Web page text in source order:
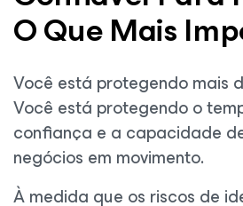
EXPLORE AGORA
O Que Mais
Você está protegendo mais
Você está protegendo o
confiança e a capacidade
negócios em movimento.
À medida que os riscos de